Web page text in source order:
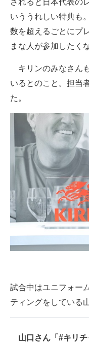
されると日本代表の
いううれしい特典も
数を超えるごとにプ
まな人が参加したく
キリンのみなさん
いるとのこと。担当
た。
試合中はユニフォー
ティングをしている
山口さん 「#キリ